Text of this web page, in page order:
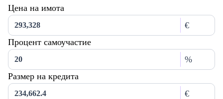
Цена на имота
€
Процент самоучастие
%
Размер на кредита
€